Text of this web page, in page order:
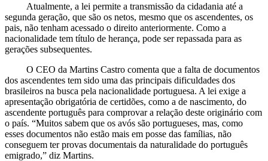
Atualmente, a lei permite a transmissão da cidadania até a
segunda geração, que são os netos, mesmo que os ascendentes, os
pais, não tenham acessado o direito anteriormente. Como a
nacionalidade tem título de herança, pode ser repassada para as
gerações subsequentes.
O CEO da Martins Castro comenta que a falta de documentos
dos ascendentes tem sido uma das principais dificuldades dos
brasileiros na busca pela nacionalidade portuguesa. A lei exige a
apresentação obrigatória de certidões, como a de nascimento, do
ascendente português para comprovar a relação deste originário com
o país. “Muitos sabem que os avós são portugueses, mas, como
esses documentos não estão mais em posse das famílias, não
conseguem ter provas documentais da naturalidade do português
emigrado,” diz Martins.